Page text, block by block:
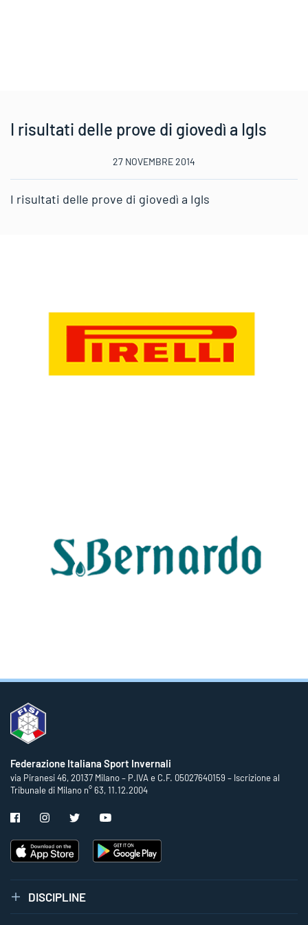
I risultati delle prove di giovedì a Igls
27 NOVEMBRE 2014
I risultati delle prove di giovedì a Igls
Federazione Italiana Sport Invernali
via Piranesi 46, 20137 Milano – P.IVA e C.F. 05027640159 – Iscrizione al
Tribunale di Milano n° 63, 11.12.2004
DISCIPLINE